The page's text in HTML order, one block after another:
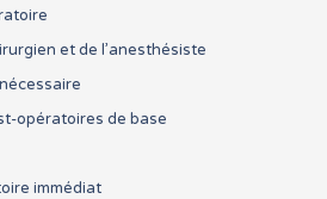
et de l’anesthésiste
opératoires de base
immédiat